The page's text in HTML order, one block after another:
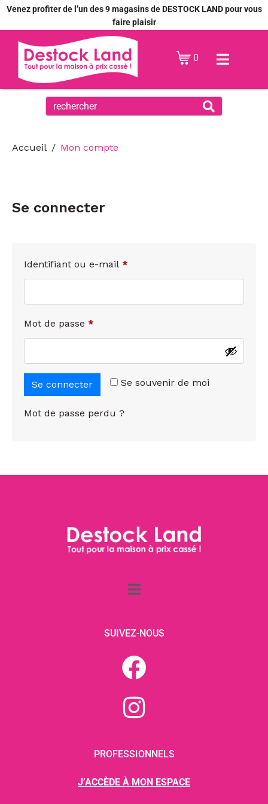
Venez profiter de l’un des 9 magasins de DESTOCK LAND pour vous
faire plaisir
0
Accueil Mon compte
Se connecter
Identifiant ou e-mail *
Mot de passe *
Se souvenir de moi
Se connecter
Mot de passe perdu ?
SUIVEZ-NOUS
PROFESSIONNELS
J’ACCÈDE À MON ESPACE